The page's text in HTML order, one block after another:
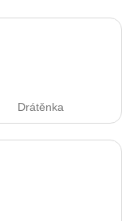
Drátěnka